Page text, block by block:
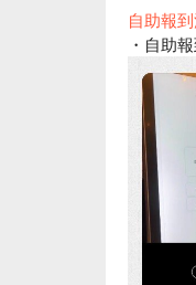
自助報
・自助